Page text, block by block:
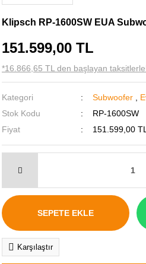
Klipsch RP-1600SW EUA
151.599,00 TL
*16.866,65 TL den başlayan
Kategori Subwoofer
Stok Kodu
RP-1600SW
Fiyat
151.599,00
SEPETE EKLE
Karşılaştır